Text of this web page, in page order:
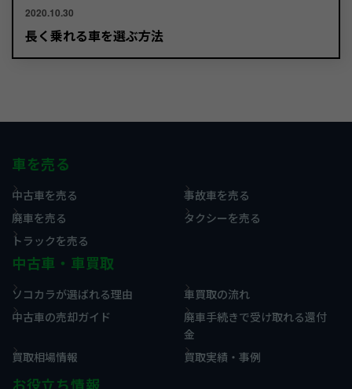
2020.10.30
長く乗れる車を選ぶ方法
車を売る
中古車を売る
事故車を売る
廃車を売る
タクシーを売る
トラックを売る
中古車・車買取
ソコカラが選ばれる理由
車買取の流れ
中古車の売却ガイド
廃車手続きで受け取れる還付
金
買取相場情報
買取実績・事例
お役立ち情報